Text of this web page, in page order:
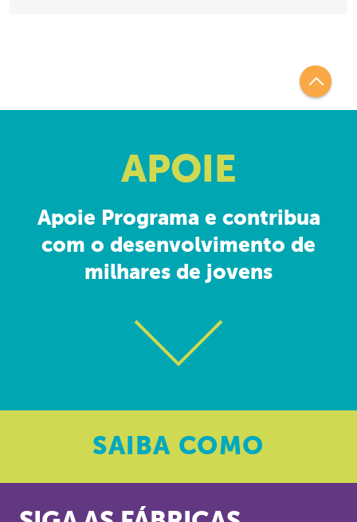
APOIE
Apoie Programa e contribua
com o desenvolvimento de
milhares de jovens
SAIBA COMO